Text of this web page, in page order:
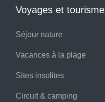
Voyages et tourisme
Séjour nature
Vacances à la plage
Sites insolites
Circuit & camping